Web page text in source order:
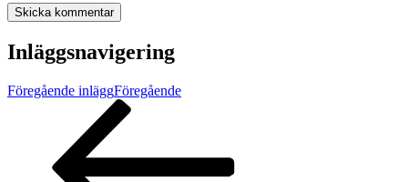
Inläggsnavigering
Föregående inläggFöregående